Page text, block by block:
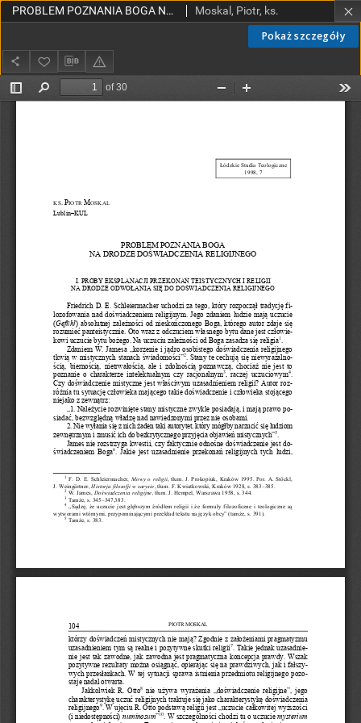
Pokaż szczegóły
PROBLEM POZNANIA BOGA NA DRODZE DOŚWIADCZENIA RELIGIJNEGO Moskal, Piotr, ks.